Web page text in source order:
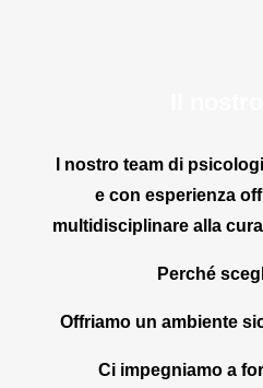
l nostro team di
e con esperienza
multidisciplinare alla
Perché
Offriamo un ambiente
Ci impegniamo a